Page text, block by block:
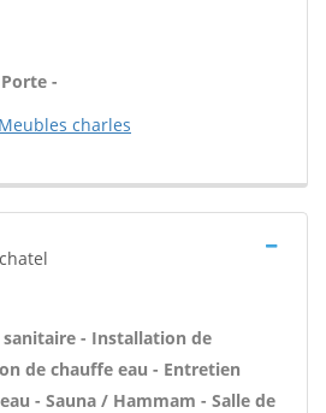
-
Meubles charles
- Installation de
de chauffe eau - Entretien
- Sauna / Hammam - Salle de